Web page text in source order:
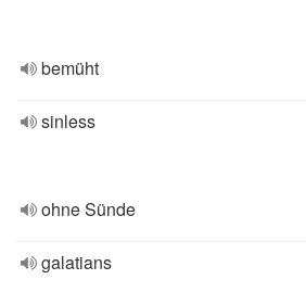
bemüht
sinless
ohne Sünde
galatians